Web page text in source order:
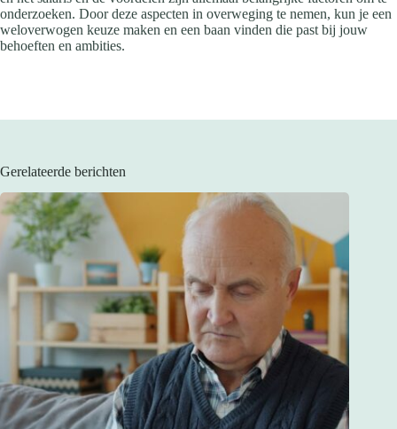
onderzoeken. Door deze aspecten in overweging te nemen, kun je een
weloverwogen keuze maken en een baan vinden die past bij jouw
behoeften en ambities.
Gerelateerde berichten